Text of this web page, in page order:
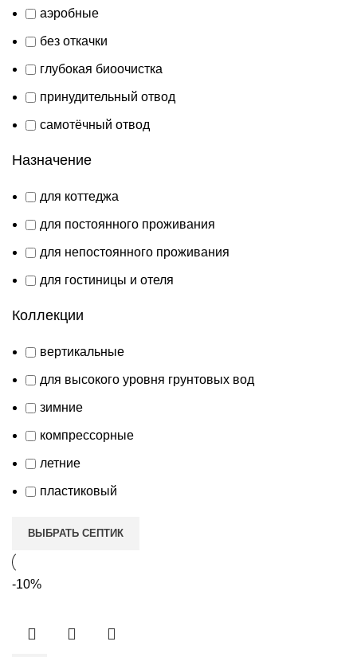
аэробные
без откачки
глубокая биоочистка
принудительный отвод
самотёчный отвод
Назначение
для коттеджа
для постоянного проживания
для непостоянного проживания
для гостиницы и отеля
Коллекции
вертикальные
для высокого уровня грунтовых вод
зимние
компрессорные
летние
пластиковый
ВЫБРАТЬ СЕПТИК
-10%